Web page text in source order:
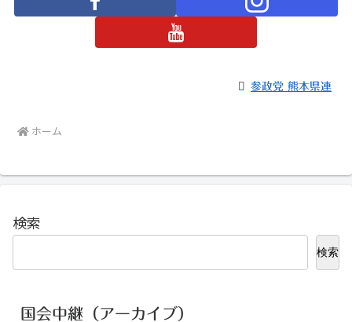
参政党 熊本県連
ホーム
検索
検索
国会中継（アーカイブ）